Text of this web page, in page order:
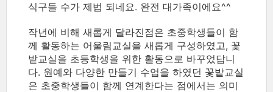
식구들 수가 제법 되네요. 완전 대가족이에요^^
작년에 비해 새롭게 달라진점은 초중학생들이 함
께 활동하는 어울림교실을 새롭게 구성하였고, 꽃
밭교실을 초등학생을 위한 활동으로 바꾸었답니
다. 원예와 다양한 만들기 수업을 하였던 꽃밭교실
은 초중학생들이 함께 연계한다는 점에서는 의미